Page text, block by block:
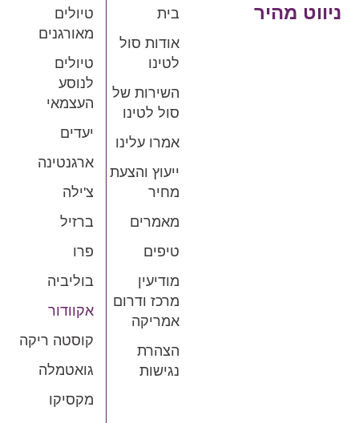
ניווט מהיר
בית
אודות סול
לטינו
השירות של
סול לטינו
אמרו עלינו
ייעוץ והצעת
מחיר
מאמרים
טיפים
מודיעין
מרכז ודרום
אמריקה
הצהרת
נגישות
טיולים
מאורגנים
טיולים
לנוסע
העצמאי
יעדים
ארגנטינה
צ'ילה
ברזיל
פרו
בוליביה
אקוודור
קוסטה ריקה
גואטמלה
מקסיקו